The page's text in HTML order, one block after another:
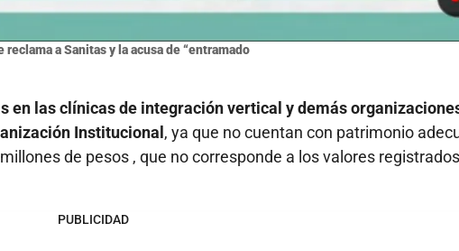
reclama a Sanitas y la acusa de “entramado
en las clínicas de integración vertical y demás
Institucional , ya que no cuentan con patrimonio
de pesos , que no corresponde a los valores
PUBLICIDAD